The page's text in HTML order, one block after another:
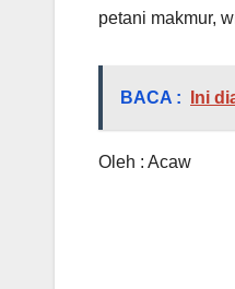
petani makmur,
BACA : Ini
Oleh : Acaw